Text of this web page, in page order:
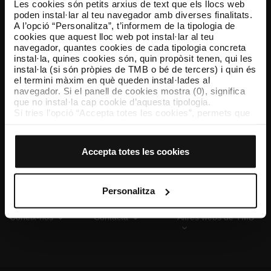
Les cookies són petits arxius de text que els llocs web
poden instal·lar al teu navegador amb diverses finalitats.
A l’opció “Personalitza”, t’informem de la tipologia de
cookies que aquest lloc web pot instal·lar al teu
navegador, quantes cookies de cada tipologia concreta
instal·la, quines cookies són, quin propòsit tenen, qui les
instal·la (si són pròpies de TMB o bé de tercers) i quin és
el termini màxim en què queden instal·lades al
navegador. Si el panell de cookies mostra (0), significa
que no instal·la cap cookie d’aquesta tipologia.
Si tries l’opció “Accepta totes les cookies”, permets que
El selector que es troba a la dreta de cada tipologia de
cookies d’aquella classe.
Un cop hagis marcat les teves preferències, has de fer
clic sobre “Selecciona i configura”. Així, s’instal·laran
només les cookies de la tipologia que hagis seleccionat
personalització, perquè permeten recordar les teves
opcions de navegació (com ara l’idioma) i milloren la teva
Accepta totes les cookies
Personalitza
TMB App
Descarrega’t TMB App i compra els teus bitllets
App Store Google Play
Coneix-nos Contacta Altres webs de TMB